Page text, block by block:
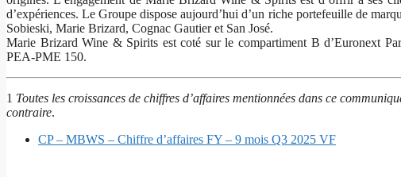
d’expériences. Le Groupe dispose aujourd’hui d’un riche portefeuille de
Sobieski, Marie Brizard, Cognac Gautier et San José.
Marie Brizard Wine & Spirits est coté sur le compartiment B d’Euronext
PEA-PME 150.
1 Toutes les croissances de chiffres d’affaires mentionnées dans ce
contraire.
CP – MBWS – Chiffre d’affaires FY – 9 mois Q3 2025 VF